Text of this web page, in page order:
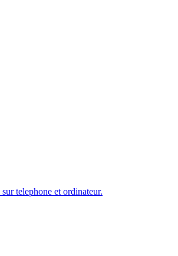
telephone et ordinateur.